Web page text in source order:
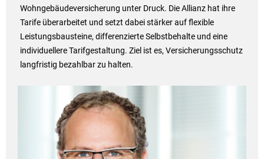
Wohngebäudeversicherung unter Druck. Die Allianz hat ihre
Tarife überarbeitet und setzt dabei stärker auf flexible
Leistungsbausteine, differenzierte Selbstbehalte und eine
individuellere Tarifgestaltung. Ziel ist es, Versicherungsschutz
langfristig bezahlbar zu halten.